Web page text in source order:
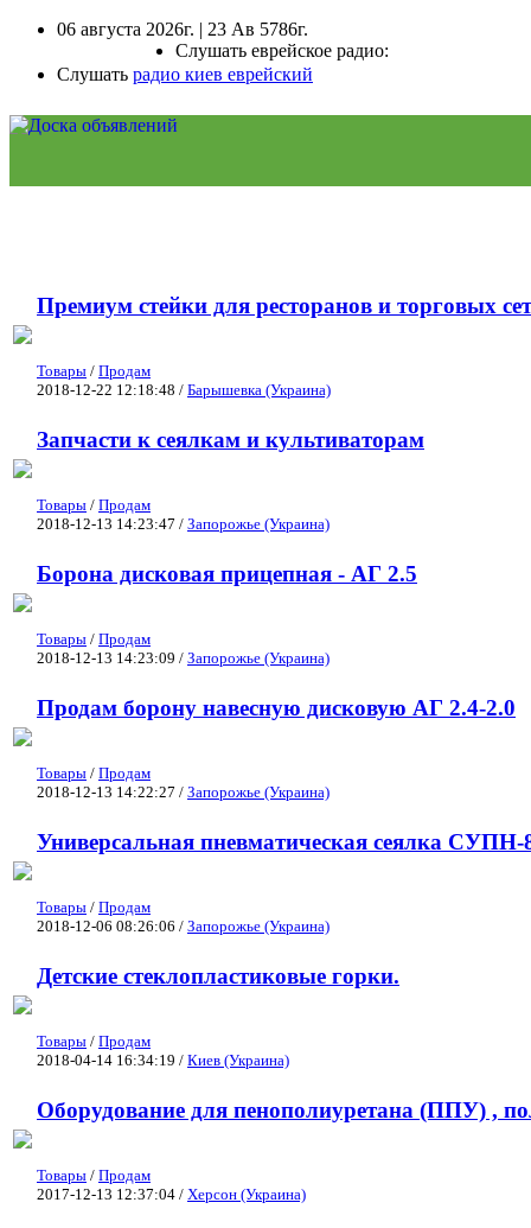
06 августа 2026г. | 23 Ав 5786г.
Слушать еврейское радио:
Слушать радио киев еврейский
Премиум стейки для ресторанов и торговых
Товары / Продам
2018-12-22 12:18:48 / Барышевка (Украина)
Запчасти к сеялкам и культиваторам
Товары / Продам
2018-12-13 14:23:47 / Запорожье (Украина)
Борона дисковая прицепная - АГ 2.5
Товары / Продам
2018-12-13 14:23:09 / Запорожье (Украина)
Продам борону навесную дисковую АГ 2.4-2.0
Товары / Продам
2018-12-13 14:22:27 / Запорожье (Украина)
Универсальная пневматическая сеялка СУПН-
Товары / Продам
2018-12-06 08:26:06 / Запорожье (Украина)
Детские стеклопластиковые горки.
Товары / Продам
2018-04-14 16:34:19 / Киев (Украина)
Оборудование для пенополиуретана (ППУ) ,
Товары / Продам
2017-12-13 12:37:04 / Херсон (Украина)